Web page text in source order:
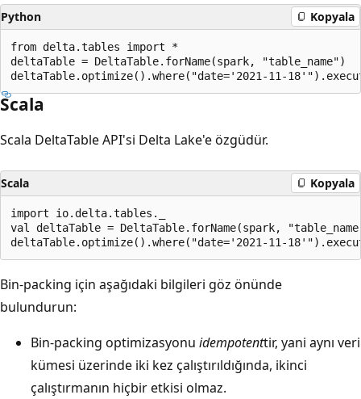
Python Kopyala
from delta.tables import *
deltaTable = DeltaTable.forName(spark, "table_name")
Scala
Scala DeltaTable API'si Delta Lake'e özgüdür.
Scala Kopyala
import io.delta.tables._
val deltaTable = DeltaTable.forName(spark,
Bin-packing için aşağıdaki bilgileri göz önünde
bulundurun:
Bin-packing optimizasyonu idempotenttir, yani aynı veri
kümesi üzerinde iki kez çalıştırıldığında, ikinci
çalıştırmanın hiçbir etkisi olmaz.